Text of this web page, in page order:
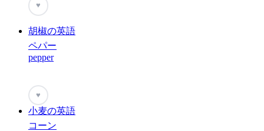
♥
胡椒の英語
ペパー
pepper
♥
小麦の英語
コーン